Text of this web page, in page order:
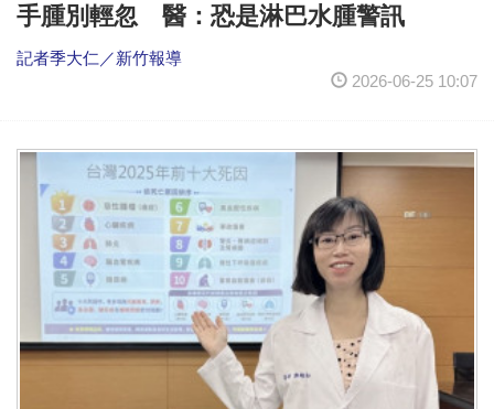
手腫別輕忽 醫：恐是淋巴水腫警訊
記者季大仁／新竹報導
2026-06-25 10:07